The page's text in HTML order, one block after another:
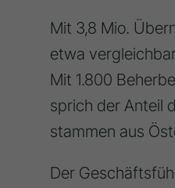
Mit 3,8 Mio.
etwa
Mit 1.800
sprich der Anteil
stammen aus
Der